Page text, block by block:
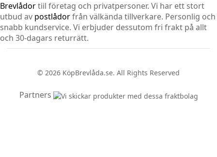
Brevlådortiil företag och privatpersoner. Vi har ett stort
utbud av postlådorfrån välkända tillverkare. Personlig och
snabb kundservice. Vi erbjuder dessutom fri frakt på allt
och 30-dagars returrätt.
© 2026 KöpBrevlåda.se. All Rights Reserved
Partners